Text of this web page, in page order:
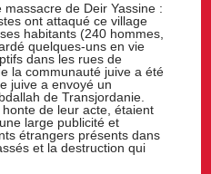
de Deir Yassine :
ont attaqué ce village
habitants (240 hommes,
quelques-uns en vie
dans les rues de
la communauté juive a été
juive a envoyé un
de Transjordanie.
de leur acte, étaient
large publicité et
étrangers présents dans
et la destruction qui